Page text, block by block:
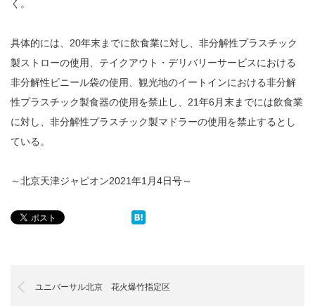
く。
具体的には、20年末までに飲食業に対し、非分解性プラスチック
製ストローの使用、テイクアウト・デリバリーサービスにおける
非分解性ビニール袋の使用、観光地のイートインにおける非分解
性プラスチック製食器の使用を禁止し、21年6月末までには飲食業
に対し、非分解性プラスチック製マドラーの使用を禁止するとし
ている。
～北京天津ジャピオン2021年1月4日号～
ユニバーサル北京 花火爆竹指定区